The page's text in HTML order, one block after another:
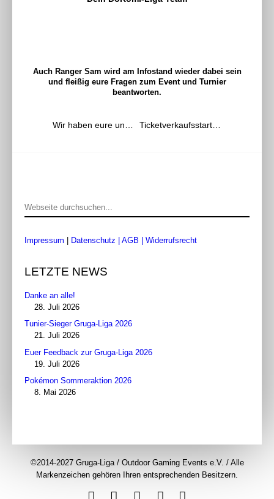
Auch Ranger Sam wird am Infostand wieder dabei sein
und fleißig eure Fragen zum Event und Turnier
beantworten.
Ticketverkaufsstart 2024
Impressum | Datenschutz | AGB | Widerrufsrecht
LETZTE NEWS
Danke an alle!
28. Juli 2026
Tunier-Sieger Gruga-Liga 2026
21. Juli 2026
Euer Feedback zur Gruga-Liga 2026
19. Juli 2026
Pokémon Sommeraktion 2026
8. Mai 2026
©2014-2027 Gruga-Liga / Outdoor Gaming Events e.V. / Alle
Markenzeichen gehören Ihren entsprechenden Besitzern.